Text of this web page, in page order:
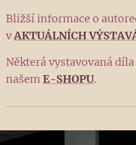
Bližší informace o
vAKTUÁLNÍCH
Některá vystavovaná
našemE-SHOPU.